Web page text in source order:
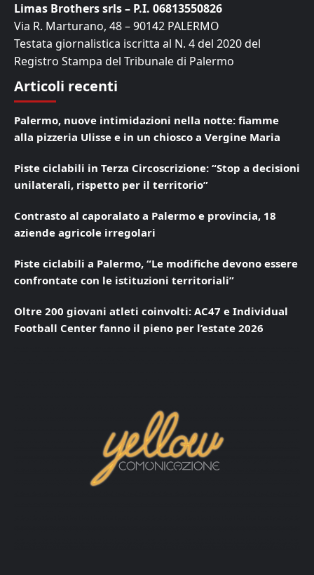
Limas Brothers srls – P.I. 06813550826
Via R. Marturano, 48 – 90142 PALERMO
Testata giornalistica iscritta al N. 4 del 2020 del
Registro Stampa del Tribunale di Palermo
Articoli recenti
Palermo, nuove intimidazioni nella notte: fiamme
alla pizzeria Ulisse e in un chiosco a Vergine Maria
Piste ciclabili in Terza Circoscrizione: “Stop a decisioni
unilaterali, rispetto per il territorio”
Contrasto al caporalato a Palermo e provincia, 18
aziende agricole irregolari
Piste ciclabili a Palermo, “Le modifiche devono essere
confrontate con le istituzioni territoriali”
Oltre 200 giovani atleti coinvolti: AC47 e Individual
Football Center fanno il pieno per l’estate 2026